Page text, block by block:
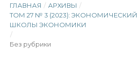
ГЛАВНАЯ / АРХИВЫ /
ТОМ 27 № 3 (2023):
ШКОЛЫ ЭКОНОМИКИ
/
Без рубрики